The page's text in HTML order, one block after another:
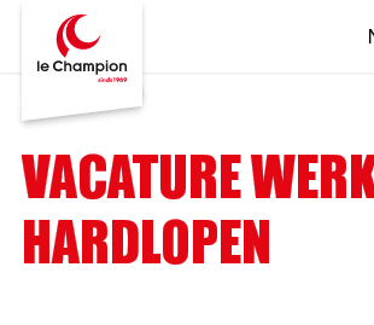
VACATURE
HARDLOPEN